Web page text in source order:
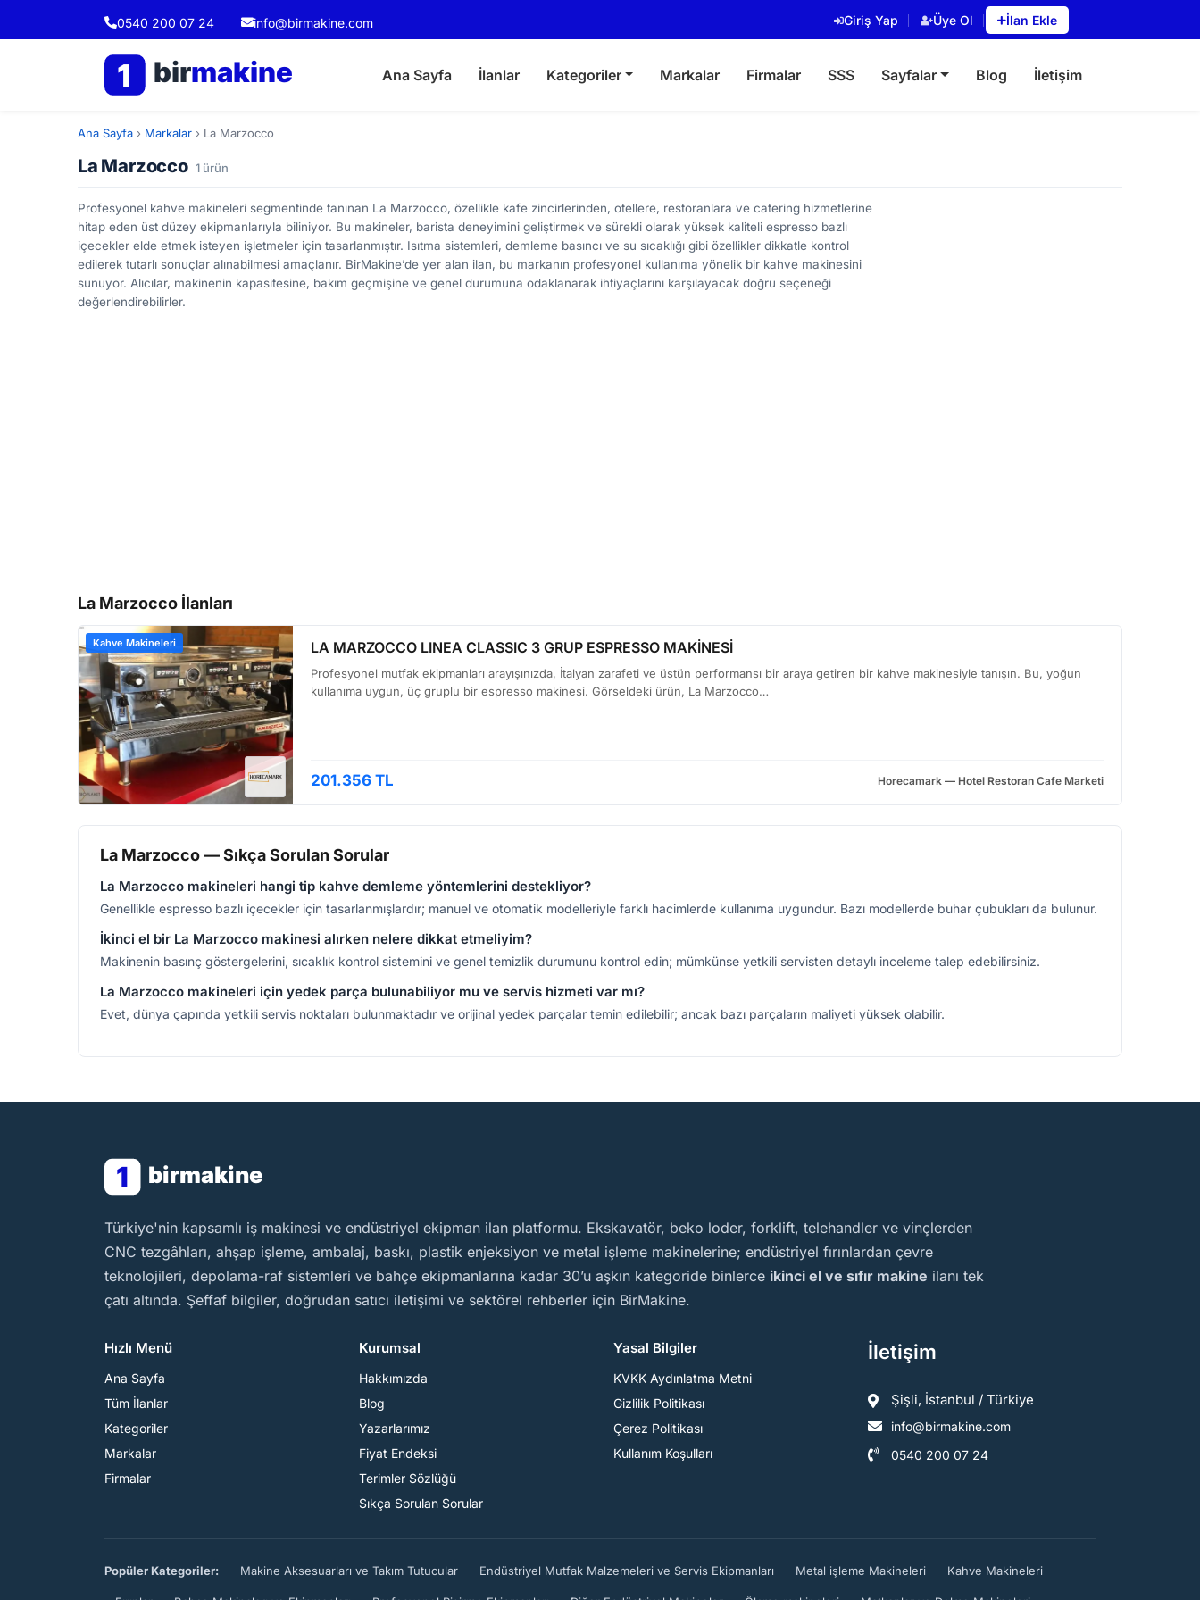
0540 200 07 24 info@birmakine.com Giriş Yap Üye Ol İlan Ekle
1 birmakine Ana Sayfa İlanlar Kategoriler Markalar Firmalar SSS Sayfalar Blog İletişim
Ana Sayfa › Markalar › La Marzocco
La Marzocco 1 ürün
Profesyonel kahve makineleri segmentinde tanınan La Marzocco, özellikle kafe zincirlerinden, otellere, restoranlara ve catering hizmetlerine
hitap eden üst düzey ekipmanlarıyla biliniyor. Bu makineler, barista deneyimini geliştirmek ve sürekli olarak yüksek kaliteli espresso bazlı
içecekler elde etmek isteyen işletmeler için tasarlanmıştır. Isıtma sistemleri, demleme basıncı ve su sıcaklığı gibi özellikler dikkatle kontrol
edilerek tutarlı sonuçlar alınabilmesi amaçlanır. BirMakine’de yer alan ilan, bu markanın profesyonel kullanıma yönelik bir kahve makinesini
sunuyor. Alıcılar, makinenin kapasitesine, bakım geçmişine ve genel durumuna odaklanarak ihtiyaçlarını karşılayacak doğru seçeneği
değerlendirebilirler.
La Marzocco İlanları
Kahve Makineleri LA MARZOCCO LINEA CLASSIC 3 GRUP ESPRESSO MAKİNESİ
Profesyonel mutfak ekipmanları arayışınızda, İtalyan zarafeti ve üstün performansı bir araya getiren bir kahve makinesiyle tanışın. Bu, yoğun
kullanıma uygun, üç gruplu bir espresso makinesi. Görseldeki ürün, La Marzocco…
201.356 TL Horecamark — Hotel Restoran Cafe Marketi
La Marzocco — Sıkça Sorulan Sorular
La Marzocco makineleri hangi tip kahve demleme yöntemlerini destekliyor?
Genellikle espresso bazlı içecekler için tasarlanmışlardır; manuel ve otomatik modelleriyle farklı hacimlerde kullanıma uygundur. Bazı modellerde buhar çubukları da bulunur.
İkinci el bir La Marzocco makinesi alırken nelere dikkat etmeliyim?
Makinenin basınç göstergelerini, sıcaklık kontrol sistemini ve genel temizlik durumunu kontrol edin; mümkünse yetkili servisten detaylı inceleme talep edebilirsiniz.
La Marzocco makineleri için yedek parça bulunabiliyor mu ve servis hizmeti var mı?
Evet, dünya çapında yetkili servis noktaları bulunmaktadır ve orijinal yedek parçalar temin edilebilir; ancak bazı parçaların maliyeti yüksek olabilir.
1 birmakine
BirMakine
Türkiye'nin kapsamlı iş makinesi ve endüstriyel ekipman ilan platformu. Ekskavatör, beko loder, forklift, telehandler ve vinçlerden
CNC tezgâhları, ahşap işleme, ambalaj, baskı, plastik enjeksiyon ve metal işleme makinelerine; endüstriyel fırınlardan çevre
teknolojileri, depolama-raf sistemleri ve bahçe ekipmanlarına kadar 30’u aşkın kategoride binlerce ikinci el ve sıfır makine ilanı tek
çatı altında. Şeffaf bilgiler, doğrudan satıcı iletişimi ve sektörel rehberler için BirMakine.
Hızlı Menü
Ana Sayfa
Tüm İlanlar
Kategoriler
Markalar
Firmalar
Kurumsal
Hakkımızda
Blog
Yazarlarımız
Fiyat Endeksi
Terimler Sözlüğü
Sıkça Sorulan Sorular
Yasal Bilgiler
KVKK Aydınlatma Metni
Gizlilik Politikası
Çerez Politikası
Kullanım Koşulları
İletişim
Şişli, İstanbul / Türkiye
info@birmakine.com
0540 200 07 24
Popüler Kategoriler: Makine Aksesuarları ve Takım Tutucular Endüstriyel Mutfak Malzemeleri ve Servis Ekipmanları Metal işleme Makineleri Kahve Makineleri